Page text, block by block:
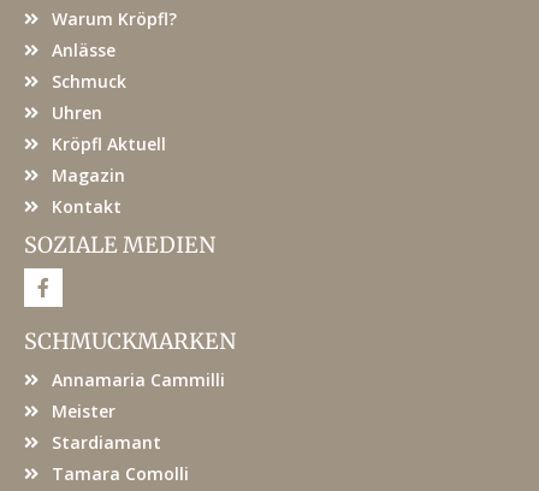
Warum Kröpfl?
Anlässe
Schmuck
Uhren
Kröpfl Aktuell
Magazin
Kontakt
SOZIALE MEDIEN
F
a
e
b
o
SCHMUCKMARKEN
Annamaria Cammilli
Meister
Stardiamant
Tamara Comolli